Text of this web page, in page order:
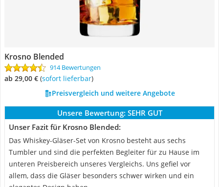
Krosno Blended
914 Bewertungen
ab 29,00 € ( Sofort lieferbar)
Preisvergleich und weitere Angebote
Unsere Bewertung: SEHR GUT
Unser Fazit für Krosno Blended:
Das Whiskey-Gläser-Set von Krosno besteht aus sechs
Tumbler und sind die perfekten Begleiter für zu Hause im
unteren Preisbereich unseres Vergleichs. Uns gefiel vor
allem, dass die Gläser besonders schwer wirken und ein